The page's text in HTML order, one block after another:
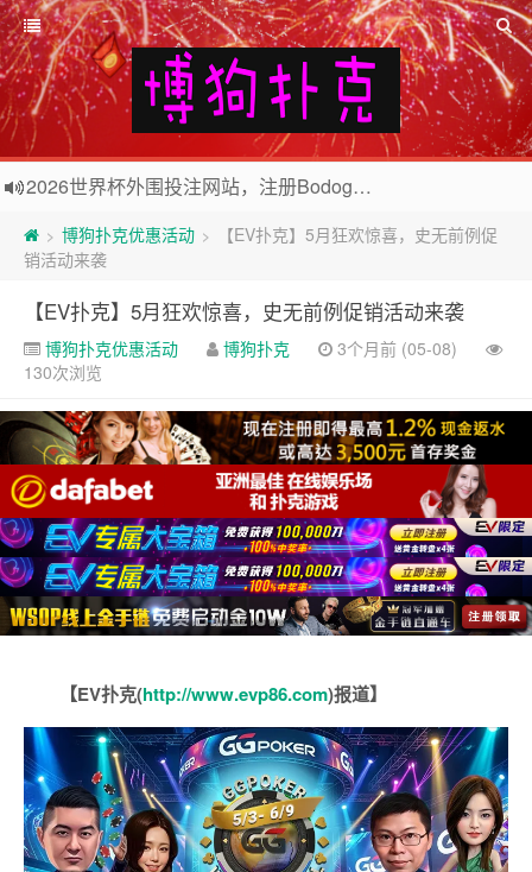
2026世界杯外围投注网站，注册Bodog博狗投注最高送3888奖金
欢迎访问博狗扑克网站，注册博狗扑克免费送10美元现金和2张比赛门票
> 博狗扑克优惠活动 >
【EV扑克】5月狂欢惊喜，史无前例促
销活动来袭
【EV扑克】5月狂欢惊喜，史无前例促销活动来袭
博狗扑克优惠活动 博狗扑克
3个月前 (05-08)
130次浏览
【EV扑克(http://www.evp86.com)报道】